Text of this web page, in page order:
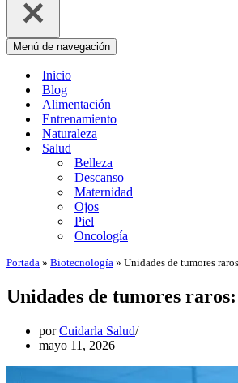
Menú de navegación
Inicio
Blog
Alimentación
Entrenamiento
Naturaleza
Salud
Belleza
Descanso
Maternidad
Ojos
Piel
Oncología
Portada » Biotecnología » Unidades de tumores
Unidades de tumores
porCuidarla Salud
mayo 11, 2026